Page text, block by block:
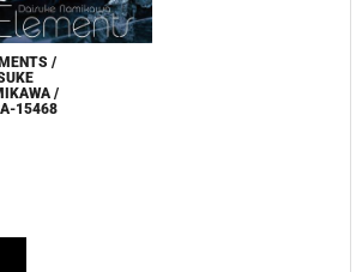
/
/
15468